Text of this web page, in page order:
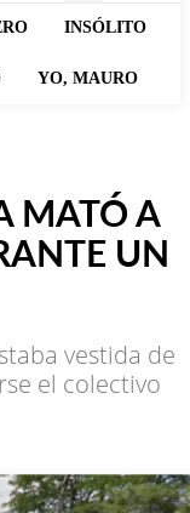
INSÓLITO
YO, MAURO
MATÓ A
UN
vestida de
el colectivo